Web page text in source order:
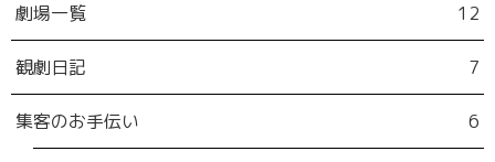
劇場一覧 12
観劇日記 7
集客のお手伝い 6